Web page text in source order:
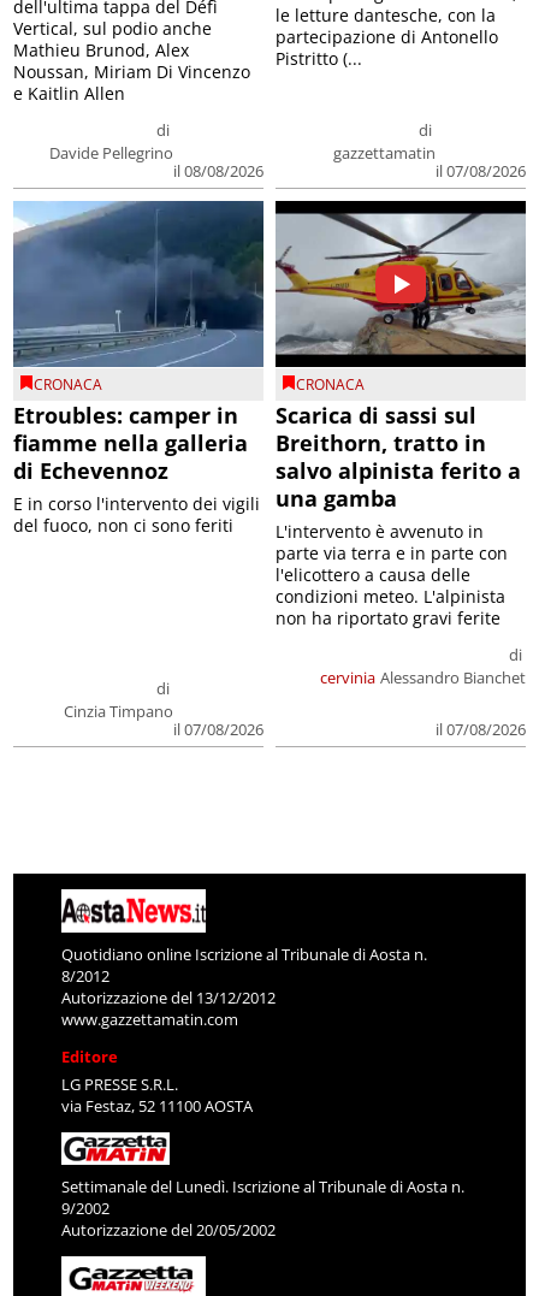
di
Davide Pellegrino
il 08/08/2026
dell'ultima tappa del Défì
Vertical, sul podio anche
Mathieu Brunod, Alex
Noussan, Miriam Di Vincenzo
e Kaitlin Allen
di
gazzettamatin
il 07/08/2026
le letture dantesche, con la
partecipazione di Antonello
Pistritto (...
CRONACA
Etroubles: camper in
fiamme nella galleria
di Echevennoz
di
Cinzia Timpano
il 07/08/2026
E in corso l'intervento dei vigili
del fuoco, non ci sono feriti
CRONACA
Scarica di sassi sul
Breithorn, tratto in
salvo alpinista ferito a
una gamba
cervinia
di
Alessandro Bianchet
il 07/08/2026
L'intervento è avvenuto in
parte via terra e in parte con
l'elicottero a causa delle
condizioni meteo. L'alpinista
non ha riportato gravi ferite
Quotidiano online Iscrizione al Tribunale di Aosta n.
8/2012
Autorizzazione del 13/12/2012
www.gazzettamatin.com
Editore
LG PRESSE S.R.L.
via Festaz, 52 11100 AOSTA
Settimanale del Lunedì. Iscrizione al Tribunale di Aosta n.
9/2002
Autorizzazione del 20/05/2002